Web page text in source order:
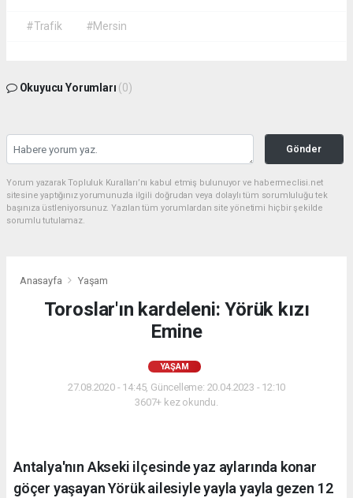
#Trafik #Mersin
Okuyucu Yorumları (0)
Gönder
Yorum yazarak Topluluk Kuralları’nı kabul etmiş bulunuyor ve habermeclisi.net
sitesine yaptığınız yorumunuzla ilgili doğrudan veya dolaylı tüm sorumluluğu tek
başınıza üstleniyorsunuz. Yazılan tüm yorumlardan site yönetimi hiçbir şekilde
sorumlu tutulamaz.
Anasayfa Yaşam
Toroslar'ın kardeleni: Yörük kızı
Emine
YAŞAM
27.08.2020 - 14:45, Güncelleme: 20.04.2023 - 12:10
3607+ kez okundu.
Antalya'nın Akseki ilçesinde yaz aylarında konar
göçer yaşayan Yörük ailesiyle yayla yayla gezen 12